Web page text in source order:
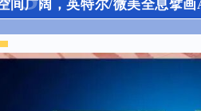
间广阔，英特尔/微美全息擘画